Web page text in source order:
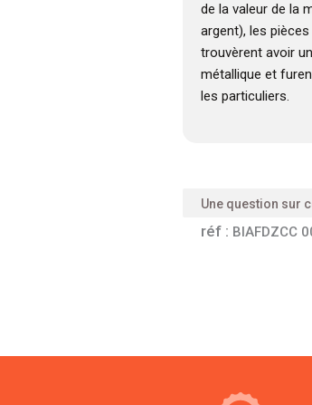
de la valeur de la
argent), les
trouvèrent avoir
métallique et
les particuliers.
Une question sur
réf : BIAFDZCC